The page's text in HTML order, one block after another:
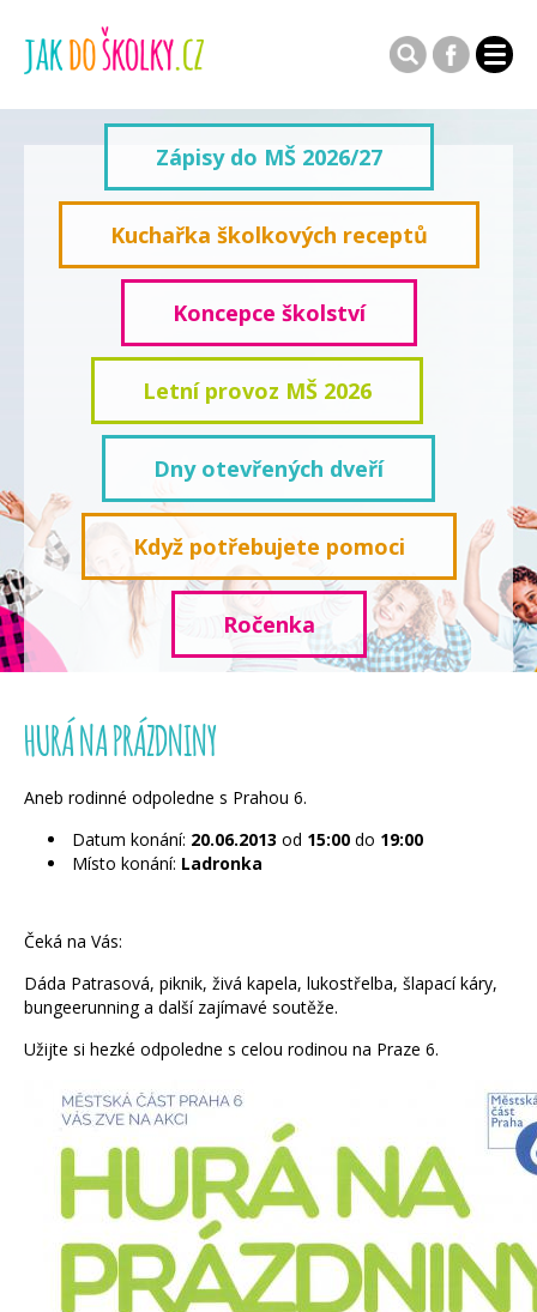
Zápisy do MŠ 2026/27
Kuchařka školkových receptů
Koncepce školství
Letní provoz MŠ 2026
Dny otevřených dveří
Když potřebujete pomoci
Ročenka
HURÁ NA PRÁZDNINY
Aneb rodinné odpoledne s Prahou 6.
Datum konání: 20.06.2013 od 15:00 do 19:00
Místo konání: Ladronka
Čeká na Vás:
Dáda Patrasová, piknik, živá kapela, lukostřelba, šlapací káry,
bungeerunning a další zajímavé soutěže.
Užijte si hezké odpoledne s celou rodinou na Praze 6.